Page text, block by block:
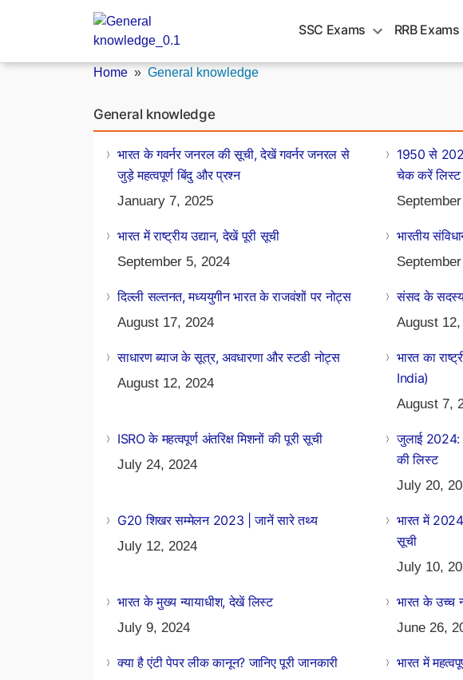
SSC Exams RRB Exams
Home » General knowledge
General knowledge
भारत के गवर्नर जनरल की सूची, देखें गवर्नर जनरल से
जुड़े महत्वपूर्ण बिंदु और प्रश्न
January 7, 2025
1950 से
चेक करें लिस्ट
भारत में राष्ट्रीय उद्यान, देखें पूरी सूची
September 5, 2024
भारतीय
दिल्ली सल्तनत, मध्ययुगीन भारत के राजवंशों पर नोट्स
August 17, 2024
संसद के सदस्य,
August
साधारण ब्याज के सूत्र, अवधारणा और स्टडी नोट्स
August 12, 2024
भारत का
India)
August 7,
ISRO के महत्वपूर्ण अंतरिक्ष मिशनों की पूरी सूची
July 24, 2024
जुलाई 2024:
की लिस्ट
July 20,
G20 शिखर सम्मेलन 2023 | जानें सारे तथ्य
July 12, 2024
भारत में
सूची
July 10,
भारत के मुख्य न्यायाधीश, देखें लिस्ट
July 9, 2024
भारत के उच्च
June 26,
क्या है एंटी पेपर लीक कानून? जानिए पूरी जानकारी भारत में